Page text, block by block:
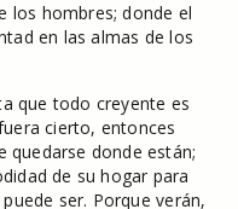
los hombres; donde el
en las almas de los
que todo creyente es
cierto, entonces
quedarse donde están;
de su hogar para
ser. Porque verán,